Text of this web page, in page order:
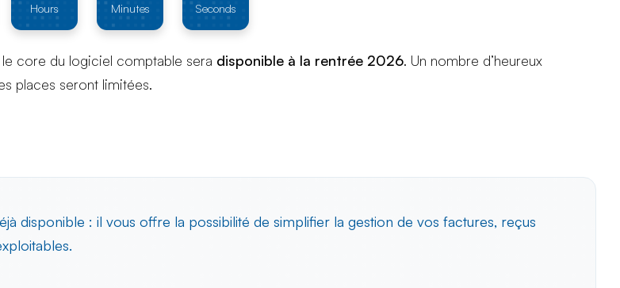
Hours Minutes Seconds
core du logiciel comptable sera disponible à la rentrée 2026. Un nombre d’heureux
places seront limitées.
disponible : il vous offre la possibilité de simplifier la gestion de vos factures, reçus